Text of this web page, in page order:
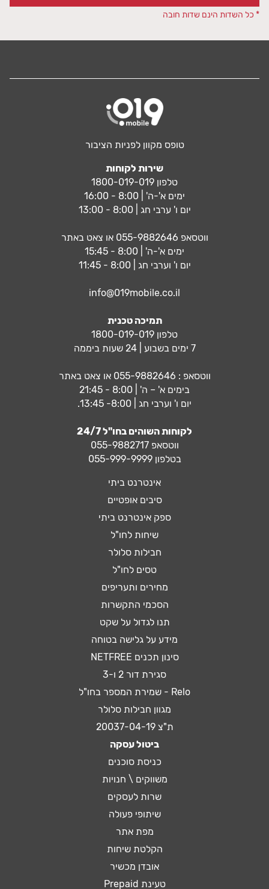
* כל השדות הינם שדות חובה
טופס מקוון לפניות הציבור
שירות לקוחות
טלפון 1800-019-019
ימים א'-ה' | 8:00 - 16:00
יום ו' ערבי חג | 8:00 - 13:00
ווטסאפ 055-9882646 או צאט באתר
ימים א'-ה' | 8:00 - 15:45
יום ו' וערבי חג | 8:00 - 11:45
info@019mobile.co.il
תמיכה טכנית
טלפון 1800-019-019
7 ימים בשבוע | 24 שעות ביממה
ווטסאפ : 055-9882646 או צאט באתר
בימים א' – ה' | 8:00 - 21:45
יום ו' וערבי חג | 8:00- 13:45.
לקוחות השוהים בחו"ל 24/7
ווטסאפ055-9882717
בטלפון 055-999-9999
אינטרנט ביתי
סיבים אופטיים
ספק אינטרנט ביתי
שיחות לחו"ל
חבילות סלולר
טסים לחו"ל
מחירים ותעריפים
הסכמי התקשרות
תנו לגדול על שקט
מידע על גלישה בטוחה
סינון תכנים NETFREE
סגירת דור 2 ו-3
Relo - שמירת המספר בחו"ל
מגוון חבילות סלולר
ת"צ 20037-04-19
ביטול עסקה
כניסת סוכנים
משווקים \ חנויות
שרות לעסקים
שיתופי פעולה
מפת אתר
הקלטת שיחות
אובדן מכשיר
טעינת Prepaid